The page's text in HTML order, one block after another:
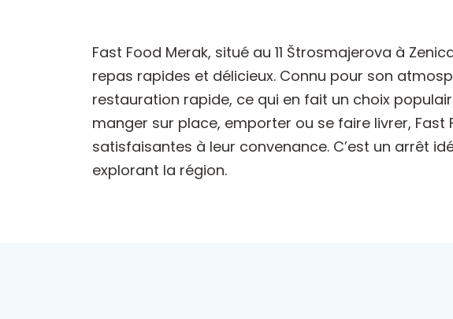
Fast Food Merak, situé au 11 Štrosmajerova à
repas rapides et délicieux. Connu pour son
restauration rapide, ce qui en fait un choix
manger sur place, emporter ou se faire livrer,
satisfaisantes à leur convenance. C’est un arrêt
explorant la région.